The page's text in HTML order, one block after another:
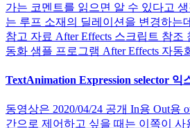
가는 코멘트를 읽으면 알 수 있다고
는 루프 소재의 딜레이션을 변경하는
참고 자료 After Effects 스크립트 참조
동화 샘플 프로그램 After Effects 자동
TextAnimation Expression selector 익
동영상은 2020/04/24 공개 In용 Out용
간으로 제어하고 싶을 때는 이쪽이 사